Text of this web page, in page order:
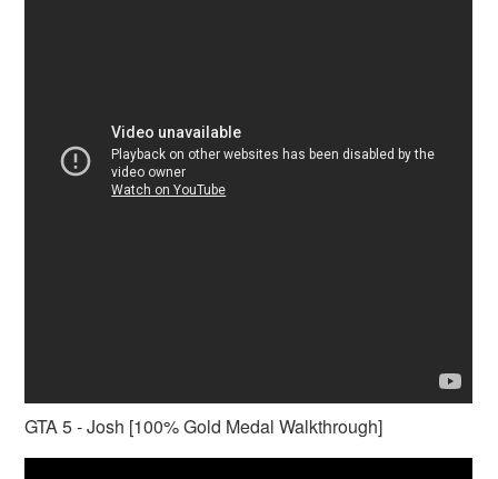
GTA 5 - Josh [100% Gold Medal Walkthrough]